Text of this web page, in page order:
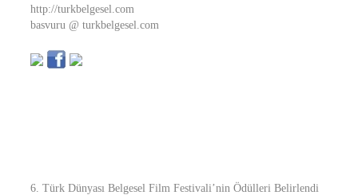
http://turkbelgesel.com
basvuru @ turkbelgesel.com
6. Türk Dünyası Belgesel Film Festivali’nin Ödülleri Belirlendi